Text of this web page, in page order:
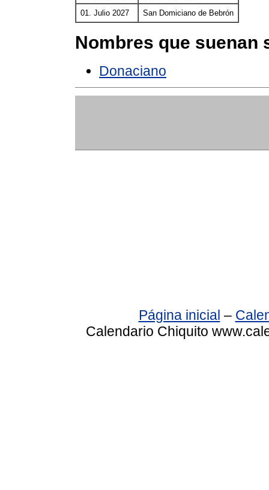
01. Julio 2027 San Domiciano de Bebrón
Nombres que suenan
Donaciano
Página inicial –
Calendario Chiquito